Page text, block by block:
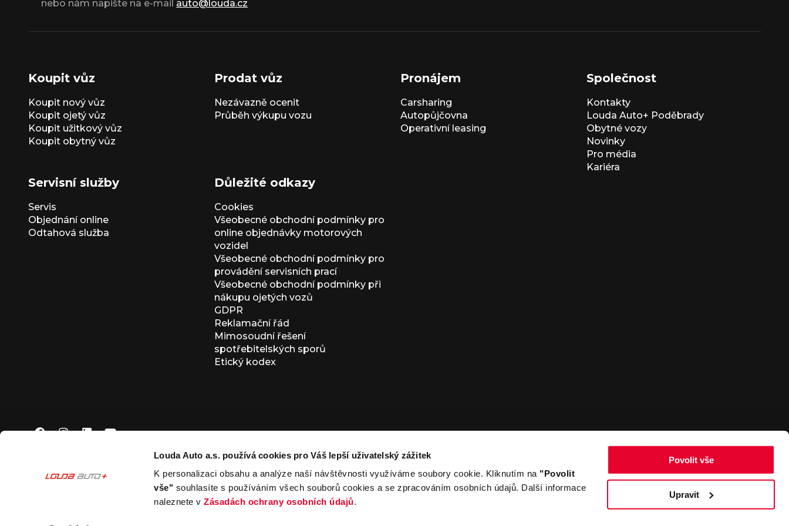
Louda Auto a.s. používá cookies pro Váš lepší uživatelský zážitek
K personalizaci obsahu a analýze naší návštěvnosti využíváme soubory cookie. Kliknutím na "Povolit
vše" souhlasíte s používáním všech souborů cookies a se zpracováním osobních údajů. Další informace
naleznete vZásadách ochrany osobních údajů.
Povolit vše
Upravit
nebo nám napište na e-mail auto@louda.cz
Koupit vůz
Koupit nový vůz
Koupit ojetý vůz
Koupit užitkový vůz
Koupit obytný vůz
Prodat vůz
Nezávazně ocenit
Průběh výkupu vozu
Pronájem
Carsharing
Autopůjčovna
Operativní leasing
Společnost
Kontakty
Louda Auto+ Poděbrady
Obytné vozy
Novinky
Pro média
Kariéra
Servisní služby
Servis
Objednání online
Odtahová služba
Důležité odkazy
Cookies
Všeobecné obchodní podmínky pro
online objednávky motorových
vozidel
Všeobecné obchodní podmínky pro
provádění servisních prací
Všeobecné obchodní podmínky při
nákupu ojetých vozů
GDPR
Reklamační řád
Mimosoudní řešení
spotřebitelských sporů
Etický kodex
© 2026 Louda Auto a.s. Všechna práva vyhrazena
Zpět nahoru
This site is protected by reCAPTCHA and the Google
Privacy Policy and Terms of Service